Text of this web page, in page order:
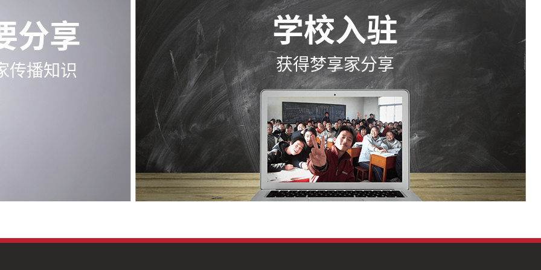
分享
传播知识
学校入驻
获得梦享家分享